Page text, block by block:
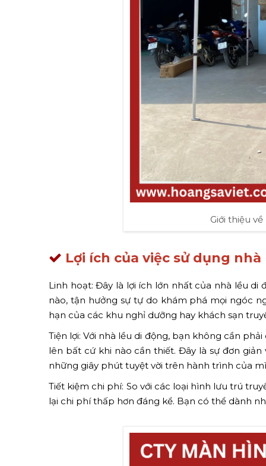
Giới thiệu
Lợi ích của việc sử dụng
Linh hoạt: Đây là lợi ích lớn nhất của nhà lều
nào, tận hưởng sự tự do khám phá mọi ngóc
hạn của các khu nghỉ dưỡng hay khách sạn
Tiện lợi: Với nhà lều di động, bạn không cần
lên bất cứ khi nào cần thiết. Đây là sự đơn
những giây phút tuyệt vời trên hành trình của
Tiết kiệm chi phí: So với các loại hình lưu trú
lại chi phí thấp hơn đáng kể. Bạn có thể dành